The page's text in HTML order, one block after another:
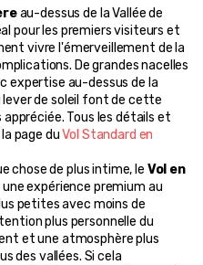
au-dessus de la Vallée de
pour les premiers visiteurs et
vivre l'émerveillement de la
De grandes nacelles
expertise au-dessus de la
de soleil font de cette
Tous les détails et
page du Vol Standard en
chose de plus intime, le Vol en
expérience premium au
petites avec moins de
plus personnelle du
et une atmosphère plus
des vallées. Si cela